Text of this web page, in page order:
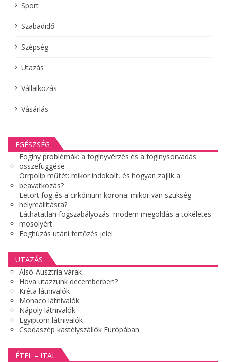
Sport
Szabadidő
Szépség
Utazás
Vállalkozás
Vásárlás
EGÉSZSÉG
Fogíny problémák: a fogínyvérzés és a fogínysorvadás
összefüggése
Orrpolip műtét: mikor indokolt, és hogyan zajlik a
beavatkozás?
Letört fog és a cirkónium korona: mikor van szükség
helyreállításra?
Láthatatlan fogszabályozás: modern megoldás a tökéletes
mosolyért
Foghúzás utáni fertőzés jelei
UTAZÁS
Alsó-Ausztria várak
Hova utazzunk decemberben?
Kréta látnivalók
Monaco látnivalók
Nápoly látnivalók
Egyiptom látnivalók
Csodaszép kastélyszállók Európában
ÉTEL – ITAL